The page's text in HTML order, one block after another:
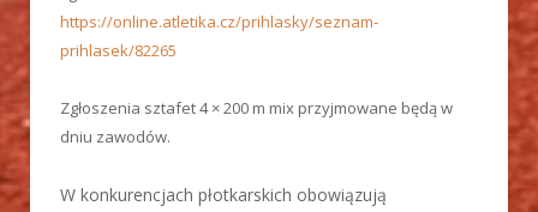
https://online.atletika.cz/prihlasky/seznam-
prihlasek/82265
Zgłoszenia sztafet 4 × 200 m mix przyjmowane będą w
dniu zawodów.
W konkurencjach płotkarskich obowiązują